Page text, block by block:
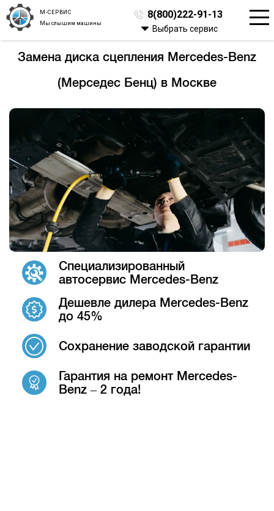
М-СЕРВИС
Мы слышим машины
8(800)222-91-13
Выбрать сервис
Замена диска сцепления Mercedes-Benz
(Мерседес Бенц) в Москве
Специализированный
автосервис Mercedes-Benz
Дешевле дилера Mercedes-Benz
до 45%
Сохранение заводской гарантии
Гарантия на ремонт Mercedes-
Benz – 2 года!